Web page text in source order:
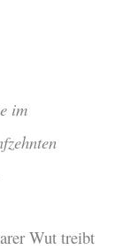
im
Wut treibt